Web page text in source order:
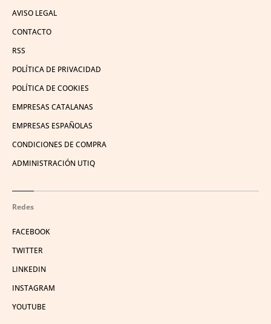
AVISO LEGAL
CONTACTO
RSS
POLÍTICA DE PRIVACIDAD
POLÍTICA DE COOKIES
EMPRESAS CATALANAS
EMPRESAS ESPAÑOLAS
CONDICIONES DE COMPRA
ADMINISTRACIÓN UTIQ
Redes
FACEBOOK
TWITTER
LINKEDIN
INSTAGRAM
YOUTUBE